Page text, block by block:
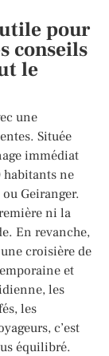
pour
conseils
le
une
Située
immédiat
habitants ne
Geiranger.
ni la
En revanche,
croisière de
et
les
les
c’est
équilibré.